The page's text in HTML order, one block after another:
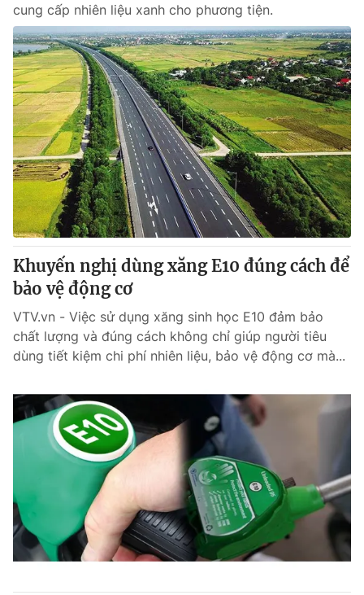
THỜI BÁO VTV
Theo dõi báo trên
Cơ quan chủ quản:Đài Truyền hình Việt Nam
Cơ quan báo chí:Thời báo VTV
Giấy phép hoạt động báo in và báo điện tử số 483/GP-BTTTT
cấp ngày 29/12/2023
Tổng Biên tập:Vũ Thanh Thủy
Phó Tổng Biên tập: Nguyễn Thị Mỹ Hạnh, Phạm Quốc Thắng,
Nguyễn Trọng Ninh
Ðiện thoại Thời báo VTV:024.66 897 897
Email: toasoan@vtv.vn
cung cấp nhiên liệu xanh cho phương tiện.
Khuyến nghị dùng xăng E10 đúng cách để
bảo vệ động cơ
VTV.vn - Việc sử dụng xăng sinh học E10 đảm bảo
chất lượng và đúng cách không chỉ giúp người tiêu
dùng tiết kiệm chi phí nhiên liệu, bảo vệ động cơ mà...